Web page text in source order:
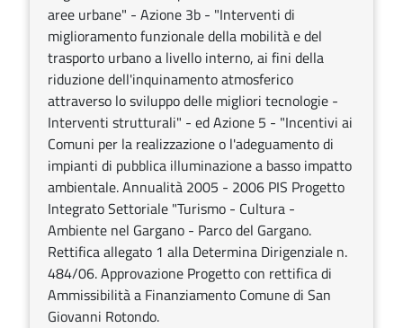
aree urbane" - Azione 3b - "Interventi di
miglioramento funzionale della mobilità e del
trasporto urbano a livello interno, ai fini della
riduzione dell'inquinamento atmosferico
attraverso lo sviluppo delle migliori tecnologie -
Interventi strutturali" - ed Azione 5 - "Incentivi ai
Comuni per la realizzazione o l'adeguamento di
impianti di pubblica illuminazione a basso impatto
ambientale. Annualità 2005 - 2006 PIS Progetto
Integrato Settoriale "Turismo - Cultura -
Ambiente nel Gargano - Parco del Gargano.
Rettifica allegato 1 alla Determina Dirigenziale n.
484/06. Approvazione Progetto con rettifica di
Ammissibilità a Finanziamento Comune di San
Giovanni Rotondo.